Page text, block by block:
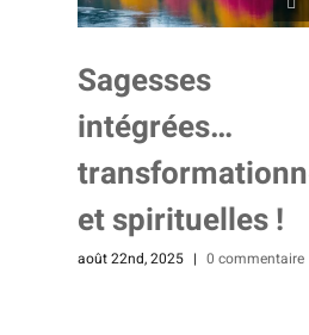
Sagesses
intégrées…
et spirituelles !
août 22nd, 2025 | 0 commentaire